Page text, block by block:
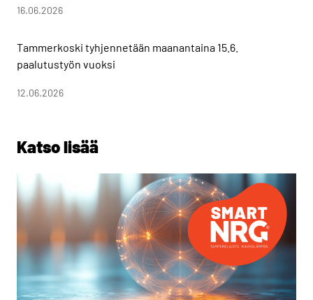
16.06.2026
Tammerkoski tyhjennetään maanantaina 15.6.
paalutustyön vuoksi
12.06.2026
Katso lisää